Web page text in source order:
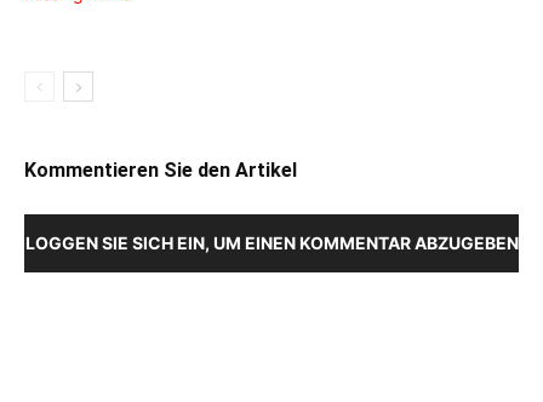
Kommentieren Sie den Artikel
LOGGEN SIE SICH EIN, UM EINEN KOMMENTAR ABZUGEBEN